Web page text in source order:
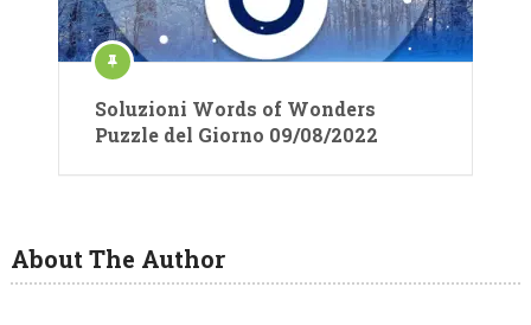
Soluzioni Words of Wonders
Puzzle del Giorno 09/08/2022
About The Author